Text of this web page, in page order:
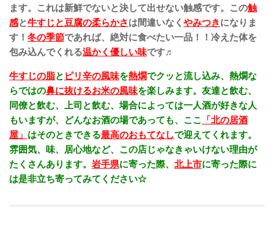
ます。これは新鮮でないと決して出せない触感です。この触
感と牛すじと豆腐の柔らかさは間違いなく やみつきになりま
す！ 冬の季節であれば、絶対に食べたい一品！！冷えた体を
包み込んでくれる温かく 優しい味です♬
牛すじの脂と ピリ辛の風味を熱燗でクッと流し込み、熱燗な
らではの鼻に抜けるお米の風味を楽しみます。友達と飲む、
同僚と飲む、上司と飲む、場合によっては一人酒が好きな人
もいますが、どんなお酒の場であっても、ここ
「北の居酒
屋」 はそのときできる最高のおもてなしで迎えてくれます。
雰囲気、味、居心地など、この店じゃなきゃいけない理由が
たくさんあります。 岩手県に寄った際、 北上市に寄った際に
は是非立ち寄ってみてください☆